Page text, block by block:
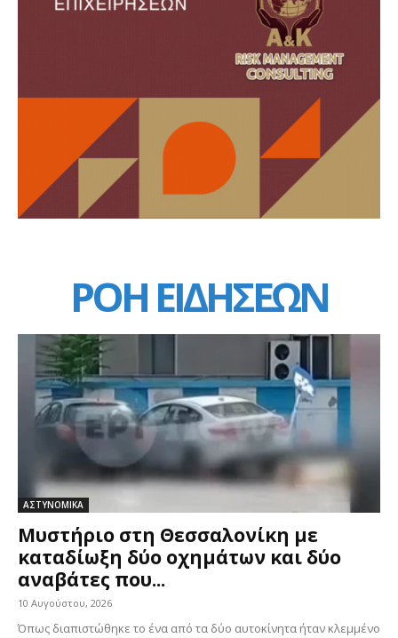
ΡΟΗ ΕΙΔΗΣΕΩΝ
ΑΣΤΥΝΟΜΙΚΑ
Μυστήριο στη Θεσσαλονίκη με
καταδίωξη δύο οχημάτων και δύο
αναβάτες που...
10 Αυγούστου, 2026
Όπως διαπιστώθηκε το ένα από τα δύο αυτοκίνητα ήταν κλεμμένο